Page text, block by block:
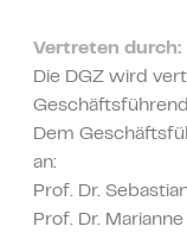
Vertreten durch:
Die DGZ wird
Dem
an:
Prof. Dr.
Prof. Dr.